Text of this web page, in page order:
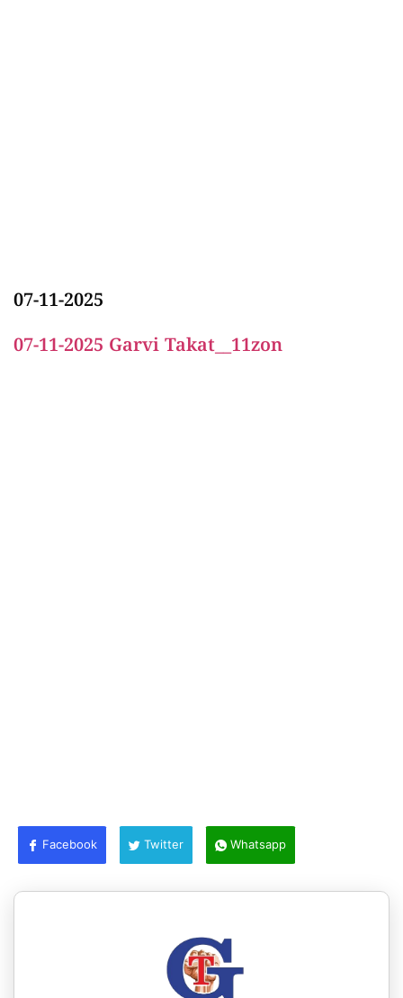
07-11-2025
07-11-2025 Garvi Takat__11zon
Facebook Twitter Whatsapp